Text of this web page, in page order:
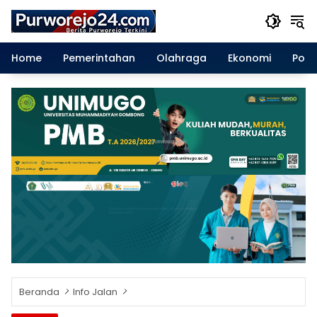
Langsung
konten
Home
Pemerintahan Olahraga Ekonomi
Beranda Info Jalan